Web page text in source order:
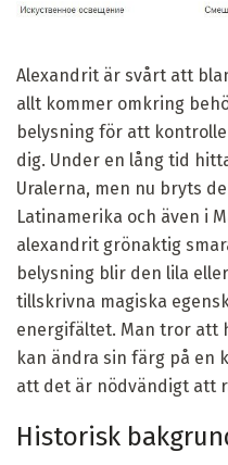
Alexandrit är svårt att
allt kommer omkring
belysning för att
dig. Under en lång tid
Uralerna, men nu bryts
Latinamerika och även i
alexandrit grönaktig
belysning blir den lila
tillskrivna magiska
energifältet. Man tror att
kan ändra sin färg på en
att det är nödvändigt att
Historisk